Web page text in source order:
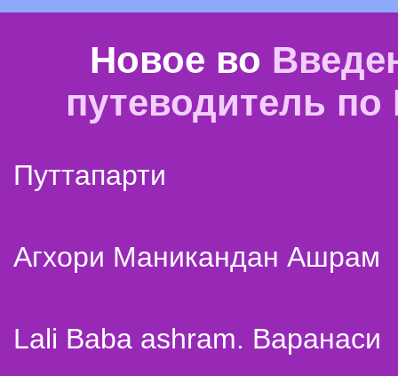
Новое во
путеводитель
Путтапарти
Агхори Маникандан Ашрам
Lali Baba ashram. Варанаси